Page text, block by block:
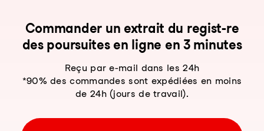
Com­man­der un ex­trait du re­gist-re
des pour­sui­tes en li­gne en 3 mi­nu­tes
Reçu par e-mail dans les 24h
*90% des commandes sont expédiées en moins
de 24h (jours de travail).